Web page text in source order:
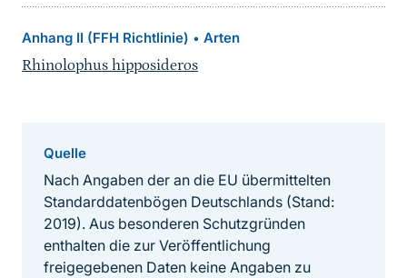
Anhang II (FFH Richtlinie) • Arten
Rhinolophus hipposideros
Quelle
Nach Angaben der an die EU übermittelten
Standarddatenbögen Deutschlands (Stand:
2019). Aus besonderen Schutzgründen
enthalten die zur Veröffentlichung
freigegebenen Daten keine Angaben zu